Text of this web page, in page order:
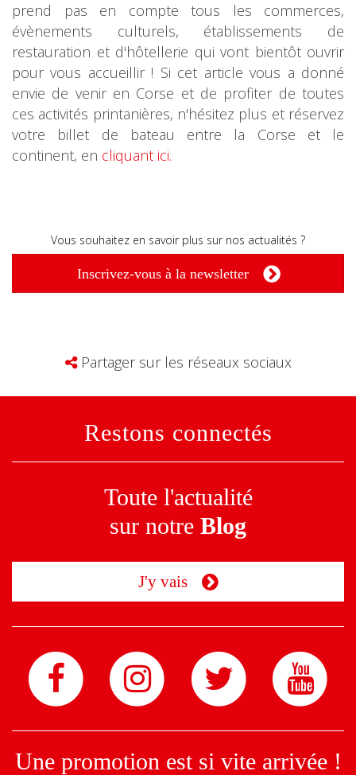
prend pas en compte tous les commerces,
évènements culturels, établissements de
restauration et d'hôtellerie qui vont bientôt ouvrir
pour vous accueillir ! Si cet article vous a donné
envie de venir en Corse et de profiter de toutes
ces activités printanières, n'hésitez plus et réservez
votre billet de bateau entre la Corse et le
continent, en cliquant ici.
Vous souhaitez en savoir plus sur nos actualités ?
Inscrivez-vous à la newsletter
Partager sur les réseaux sociaux
Restons connectés
Toute l'actualité
sur notre Blog
J'y vais
Une promotion est si vite arrivée !